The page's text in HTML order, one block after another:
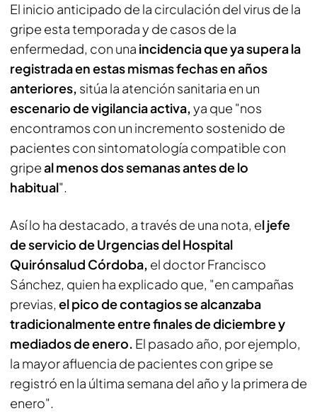
El inicio anticipado de la circulación del virus de la
gripe esta temporada y de casos de la
enfermedad, con una incidencia que ya supera la
registrada en estas mismas fechas en años
anteriores, sitúa la atención sanitaria en un
escenario de vigilancia activa,ya que "nos
encontramos con un incremento sostenido de
pacientes con sintomatología compatible con
gripeal menos dos semanas antes de lo
habitual".
Así lo ha destacado, a través de una nota, el jefe
de servicio de Urgencias del Hospital
Quirónsalud Córdoba, el doctor Francisco
Sánchez, quien ha explicado que, "en campañas
previas, el pico de contagios se alcanzaba
tradicionalmente entre finales de diciembre y
mediados de enero. El pasado año, por ejemplo,
la mayor afluencia de pacientes con gripe se
registró en la última semana del año y la primera de
enero".